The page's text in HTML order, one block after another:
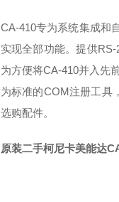
CA-410专为系统集成和
实现全部功能。提供
为方便将CA-410并入先
为标准的COM注册工具
选购配件。
原装二手柯尼卡美能达